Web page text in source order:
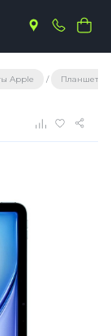
Apple Планшеты